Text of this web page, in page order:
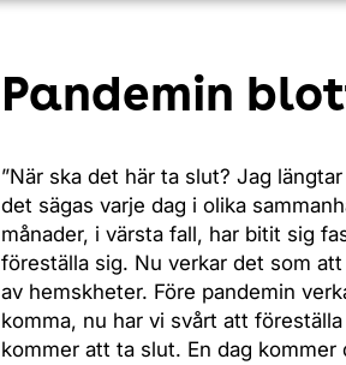
Pandemin
”När ska det här ta slut? Jag
det sägas varje dag i olika
månader, i värsta fall, har bitit sig
föreställa sig. Nu verkar det som
av hemskheter. Före pandemin
komma, nu har vi svårt att
kommer att ta slut. En dag